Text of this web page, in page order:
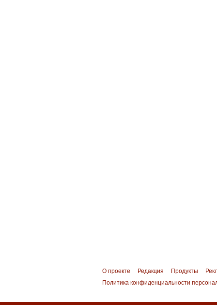
О проекте Редакция Продукты
Политика конфиденциальности